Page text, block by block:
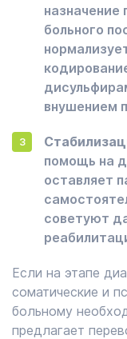
назначение
больного
внушением
помощь на
оставляет
советуют
Если на этапе
соматические и
больному
предлагает